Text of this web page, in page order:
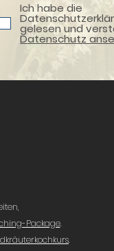
Ich habe die
gelesen und
Datenschutz
Package.
.